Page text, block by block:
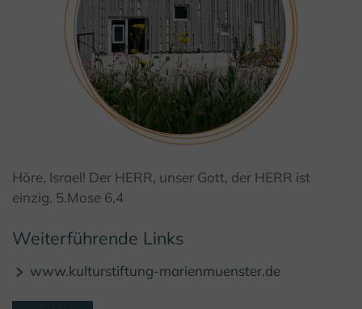
© Kulturland Kreis Höxter / K. Krajewski
Höre, Israel! Der HERR, unser Gott, der HERR ist
einzig. 5.Mose 6,4
Weiterführende Links
www.kulturstiftung-marienmuenster.de